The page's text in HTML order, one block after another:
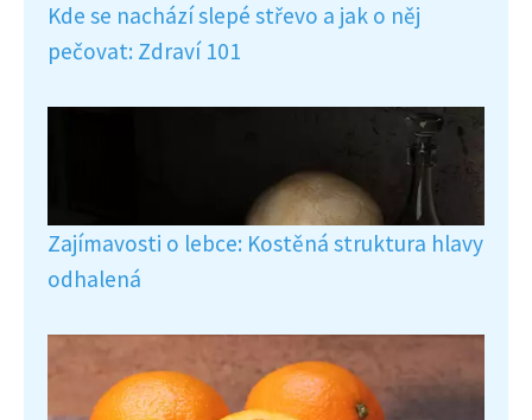
Kde se nachází slepé střevo a jak o něj
pečovat: Zdraví 101
Zajímavosti o lebce: Kostěná struktura hlavy
odhalená